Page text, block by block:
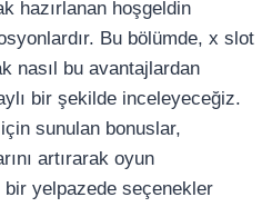
hazırlanan hoşgeldin
Bu bölümde, x slot
nasıl bu avantajlardan
bir şekilde inceleyeceğiz.
sunulan bonuslar,
artırarak oyun
bir yelpazede seçenekler